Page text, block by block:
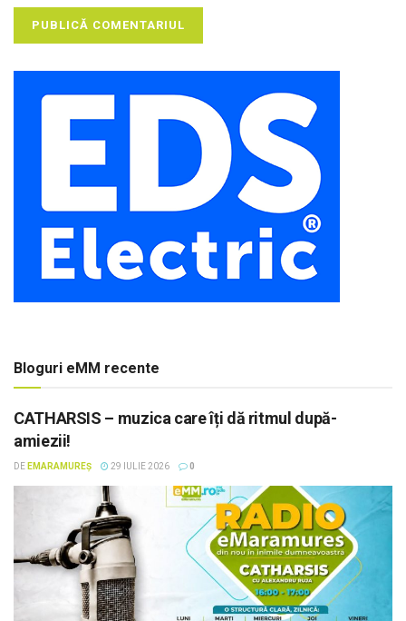
Bloguri eMM recente
CATHARSIS – muzica care îți dă ritmul după-
amiezii!
DE EMARAMUREȘ 29 IULIE 2026 0